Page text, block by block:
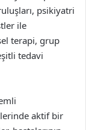
psikiyatri
ile
terapi, grup
tedavi
aktif bir